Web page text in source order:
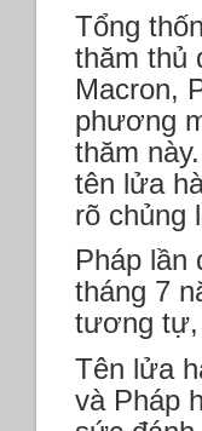
Tổng
thăm thủ
Macron,
phương
thăm
tên lửa
rõ chủng
Pháp lần
tháng 7
tương tự,
Tên lửa
và Pháp